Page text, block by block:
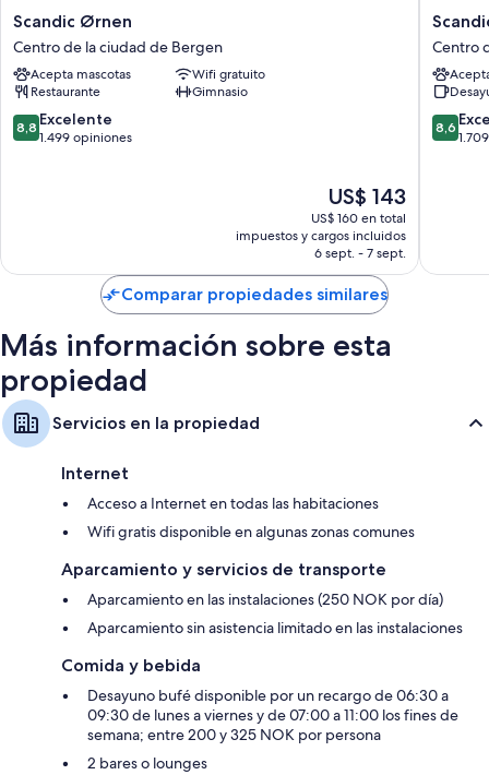
Scandic
Ørnen
Centro
de
la
ciudad
de
Scandic Ørnen
Centro de la ciudad de Bergen
Acepta mascotas
Wifi gratuito
Restaurante
Gimnasio
8.8
de
8,8 Excelente
1.499 opiniones
El
precio
actual
es
de
US$ 143
US$ 143
US$ 160 en total
impuestos y cargos incluidos
6 sept. - 7 sept.
Scandic
Torget
Bergen
Centro
de
la
ciudad
Centro
8.6
de
8,6
Comparar propiedades similares
Más información sobre esta
propiedad
Servicios en la propiedad
Internet
Acceso a Internet en todas las habitaciones
Wifi gratis disponible en algunas zonas comunes
Aparcamiento y servicios de transporte
Aparcamiento en las instalaciones (250 NOK por día)
Aparcamiento sin asistencia limitado en las instalaciones
Comida y bebida
Desayuno bufé disponible por un recargo de 06:30 a
09:30 de lunes a viernes y de 07:00 a 11:00 los fines de
semana; entre 200 y 325 NOK por persona
2 bares o lounges